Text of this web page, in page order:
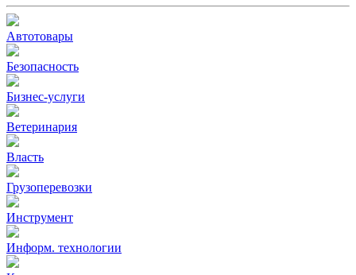
Автотовары
Безопасность
Бизнес-услуги
Ветеринария
Власть
Грузоперевозки
Инструмент
Информ. технологии